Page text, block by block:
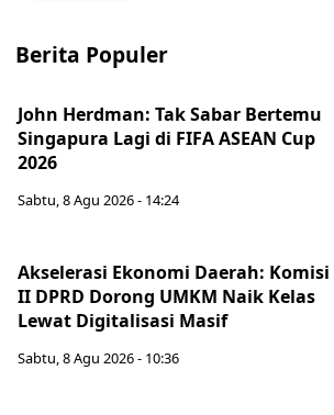
Berita Populer
John Herdman: Tak Sabar Bertemu
Singapura Lagi di FIFA ASEAN Cup
2026
Sabtu, 8 Agu 2026 - 14:24
Akselerasi Ekonomi Daerah: Komisi
II DPRD Dorong UMKM Naik Kelas
Lewat Digitalisasi Masif
Sabtu, 8 Agu 2026 - 10:36